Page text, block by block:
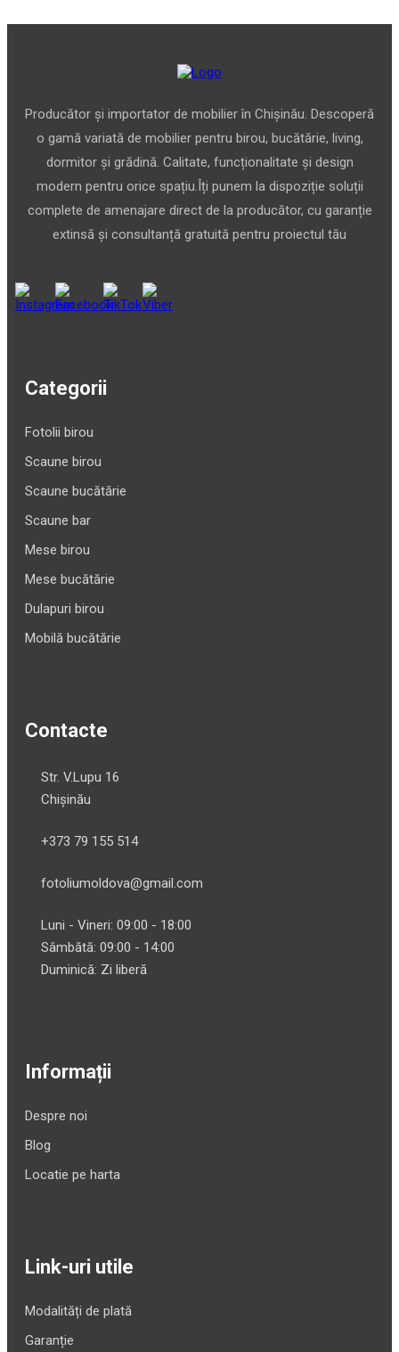
Producător și importator de mobilier în Chișinău. Descoperă
o gamă variată de mobilier pentru birou, bucătărie, living,
dormitor și grădină. Calitate, funcționalitate și design
modern pentru orice spațiu.Îți punem la dispoziție soluții
complete de amenajare direct de la producător, cu garanție
extinsă și consultanță gratuită pentru proiectul tău
Categorii
Fotolii birou
Scaune birou
Scaune bucătărie
Scaune bar
Mese birou
Mese bucătărie
Dulapuri birou
Mobilă bucătărie
Contacte
Str. V.Lupu 16
Chișinău
+373 79 155 514
fotoliumoldova@gmail.com
Luni - Vineri: 09:00 - 18:00
Sâmbătă: 09:00 - 14:00
Duminică: Zi liberă
Informații
Despre noi
Blog
Locatie pe harta
Link-uri utile
Modalități de plată
Garanție